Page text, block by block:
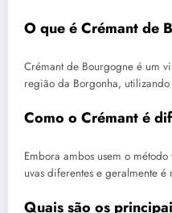
O que é Crémant de
Crémant de Bourgogne é um
região da Borgonha,
Como o Crémant é
Embora ambos usem o
uvas diferentes e geralmente é
Quais são os